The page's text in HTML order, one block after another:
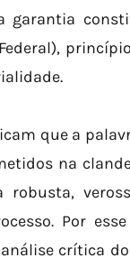
garantia
que a
na
Por
crítica